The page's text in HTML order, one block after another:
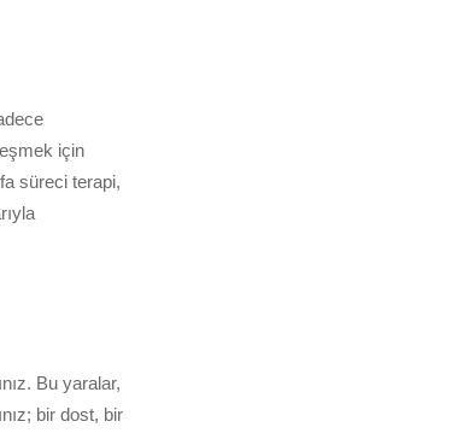
için
süreci terapi,
Bu yaralar,
bir dost, bir